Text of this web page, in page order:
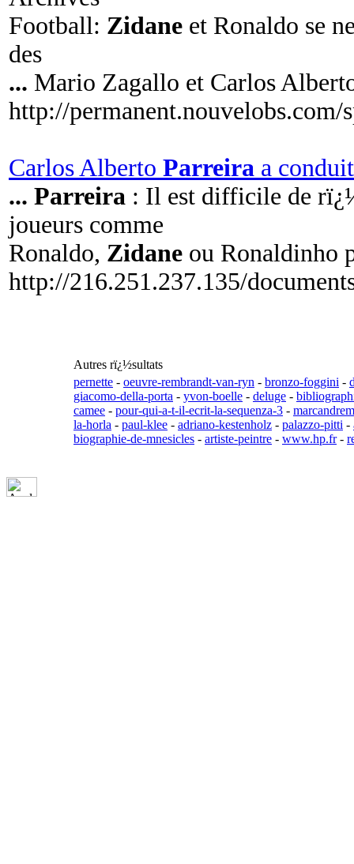
Football: Zidane et Ronaldo se
des
... Mario Zagallo et Carlos
http://
Carlos Alberto Parreira a
... Parreira : Il est difficile de
joueurs comme
Ronaldo, Zidane ou Ronaldinho
http://216.251.237.135/
Autres rï¿½sultats
pernette - oeuvre-rembrandt-van-ryn - bronzo-foggini -
giacomo-della-porta - yvon-boelle - deluge -
camee - pour-qui-a-t-il-ecrit-la-sequenza-3 -
la-horla - paul-klee - adriano-kestenholz - palazzo-pitti -
biographie-de-mnesicles - artiste-peintre - www.hp.fr-